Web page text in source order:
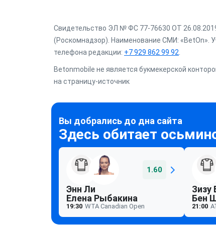
Свидетельство ЭЛ № ФС 77-76630 ОТ
(Роскомнадзор). Наименование СМИ: «BetOn».
телефона редакции: +7 929 862 99 92
Betonmobile не является букмекерской
на страницу-источник
1.60
Энн Ли
Елена Рыбакина
19:30 WTA Canadian Open
Зизу
Бен
21:00